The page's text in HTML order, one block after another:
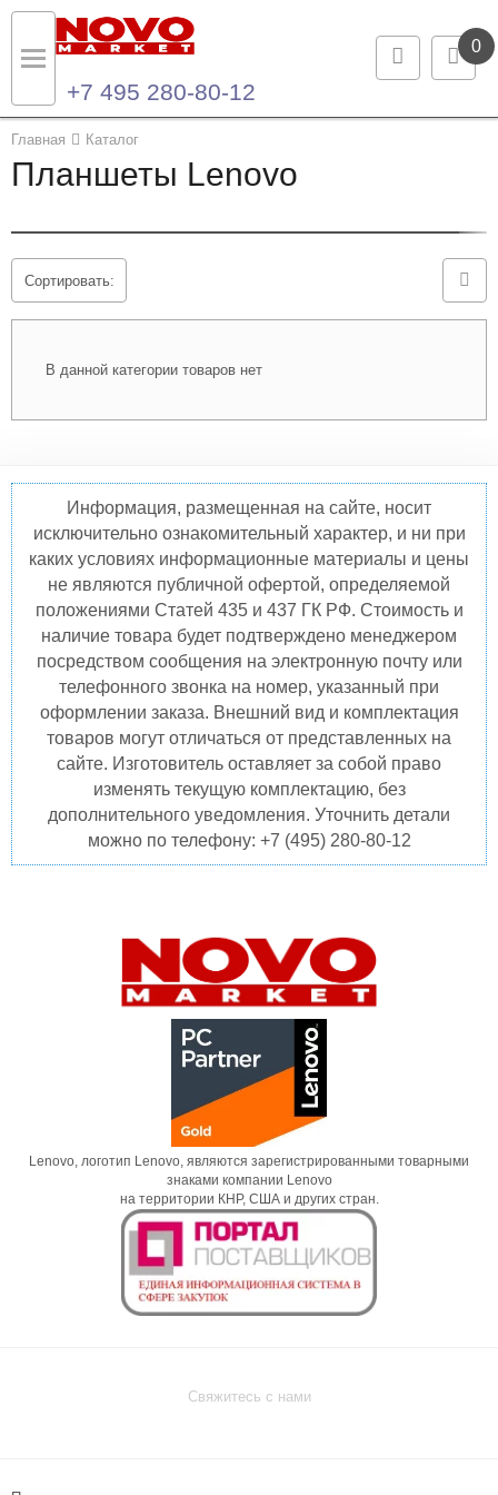
0
+7 495 280-80-12
Главная Каталог
Планшеты Lenovo
Сортировать:
В данной категории товаров нет
Информация, размещенная на сайте, носит
исключительно ознакомительный характер, и ни при
каких условиях информационные материалы и цены
не являются публичной офертой, определяемой
положениями Статей 435 и 437 ГК РФ. Стоимость и
наличие товара будет подтверждено менеджером
посредством сообщения на электронную почту или
телефонного звонка на номер, указанный при
оформлении заказа. Внешний вид и комплектация
товаров могут отличаться от представленных на
сайте. Изготовитель оставляет за собой право
изменять текущую комплектацию, без
дополнительного уведомления. Уточнить детали
можно по телефону: +7 (495) 280-80-12
Lenovo, логотип Lenovo, являются зарегистрированными товарными
знаками компании Lenovo
на территории КНР, США и других стран.
Свяжитесь с нами
Назад
Каталог продукции
Компьютеры
Назад
Контакты